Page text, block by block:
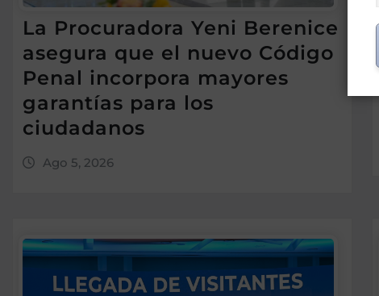
La Procuradora Yeni Berenice
asegura que el nuevo Código
Penal incorpora mayores
garantías para los
ciudadanos
Ago 5, 2026